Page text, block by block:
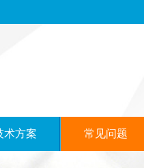
术方案 常见问题